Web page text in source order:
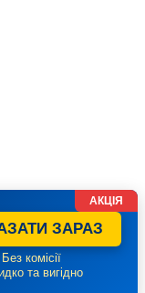
ЗАРАЗ
комісії
та вигідно
АКЦІЯ